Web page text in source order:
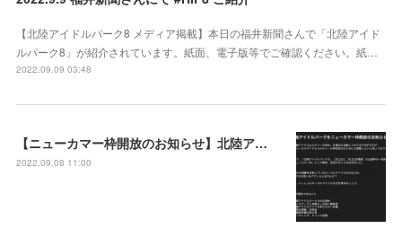
【北陸アイドルパーク8 メディア掲載】本日の福井新聞さんで「北陸アイド
ルパーク8」が紹介されています。紙面、電子版等でご確認ください。紙…
2022.09.09 03:48
【ニューカマー枠開放のお知らせ】北陸アイドルパーク9
2022.09.08 11:00